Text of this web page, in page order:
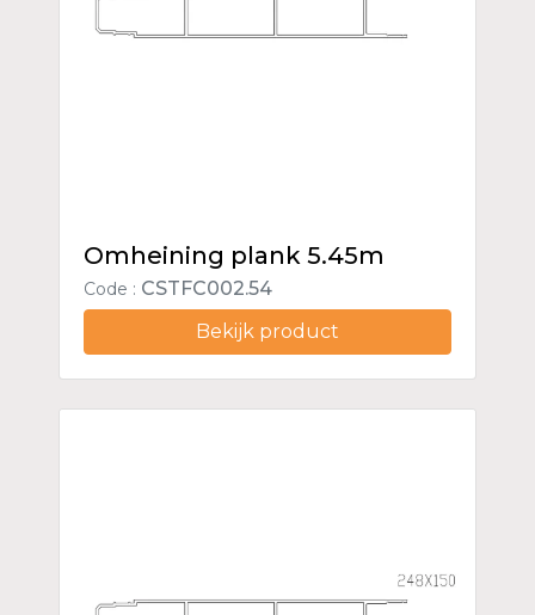
Omheining plank 5.45m
Code : CSTFC002.54
Bekijk product